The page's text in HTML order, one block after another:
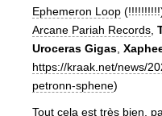
Ephemeron Loop
Arcane Pariah Records
Uroceras Gigas
https://kraak.net/news/
petronn-sphene)
Tout cela est très bien,